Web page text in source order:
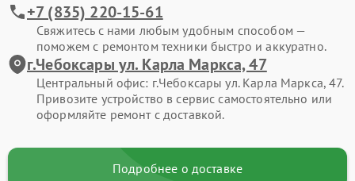
+7 (835) 220-15-61
Свяжитесь с нами любым удобным способом —
поможем с ремонтом техники быстро и аккуратно.
г.Чебоксары ул. Карла Маркса, 47
Центральный офис: г.Чебоксары ул. Карла Маркса, 47.
Привозите устройство в сервис самостоятельно или
оформляйте ремонт с доставкой.
Подробнее о доставке